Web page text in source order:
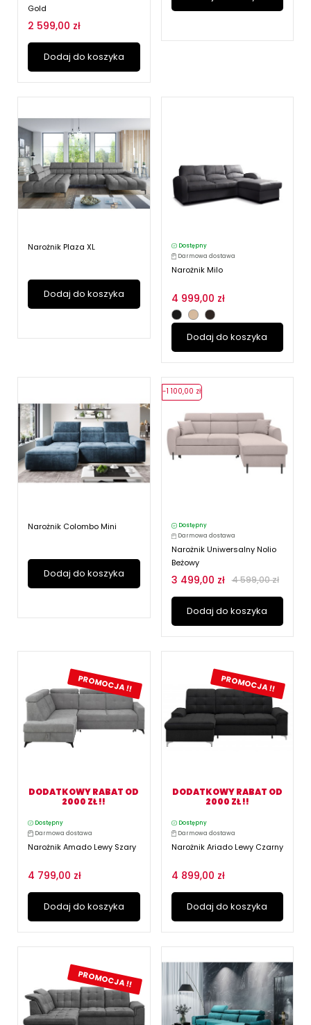
Gold
2 599,00 zł
Dodaj do koszyka
Narożnik Plaza XL
Dodaj do koszyka
Dostępny
Darmowa dostawa
Narożnik Milo
4 999,00 zł
Dodaj do koszyka
Narożnik Colombo Mini
Dodaj do koszyka
Dostępny
Darmowa dostawa
Narożnik Uniwersalny Nolio
Beżowy
3 499,00 zł 4 599,00 zł
Dodaj do koszyka
-1 100,00 zł
PROMOCJA !!
DODATKOWY RABAT OD
2000 ZŁ !!
Dostępny
Darmowa dostawa
Narożnik Amado Lewy Szary
4 799,00 zł
Dodaj do koszyka
PROMOCJA !!
DODATKOWY RABAT OD
2000 ZŁ !!
Dostępny
Darmowa dostawa
Narożnik Ariado Lewy Czarny
4 899,00 zł
Dodaj do koszyka
PROMOCJA !!